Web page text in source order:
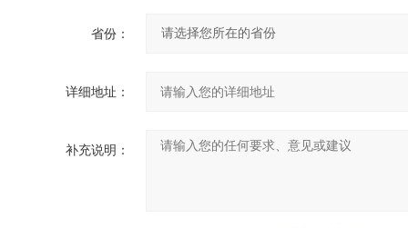
省份：
详细地址：
补充说明：